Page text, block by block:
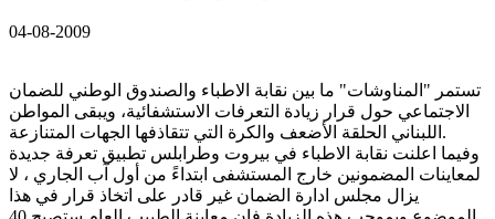
04-08-2009
تستمر "المناوشات" ما بين نقابة الاطباء والصندوق الوطني للضمان
الاجتماعي حول قرار زيادة التعرفات الاستشفائية، ويبقى المواطن
اللبناني الحلقة الأضعف والكرة التي تتقاذفها الجهات المتنازعة.
وفيما اعلنت نقابة الاطباء في بيروت وطرابلس تطبيق تعرفة جديدة
لمعاينات المضمونين خارج المستشفى ابتداءً من أول آب الجاري ، لا
يزال مجلس ادارة الضمان غير قادر على اتخاذ قرار في هذا